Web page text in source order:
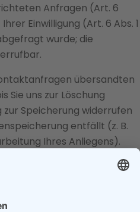
Anfragen (Art. 6
Einwilligung (Art. 6 Abs. 1
wurde; die
übersandten
Sie uns zur Löschung
zur Speicherung widerrufen
entfällt (z. B.
Ihres Anliegens).
– insbesondere
– bleiben unberührt.